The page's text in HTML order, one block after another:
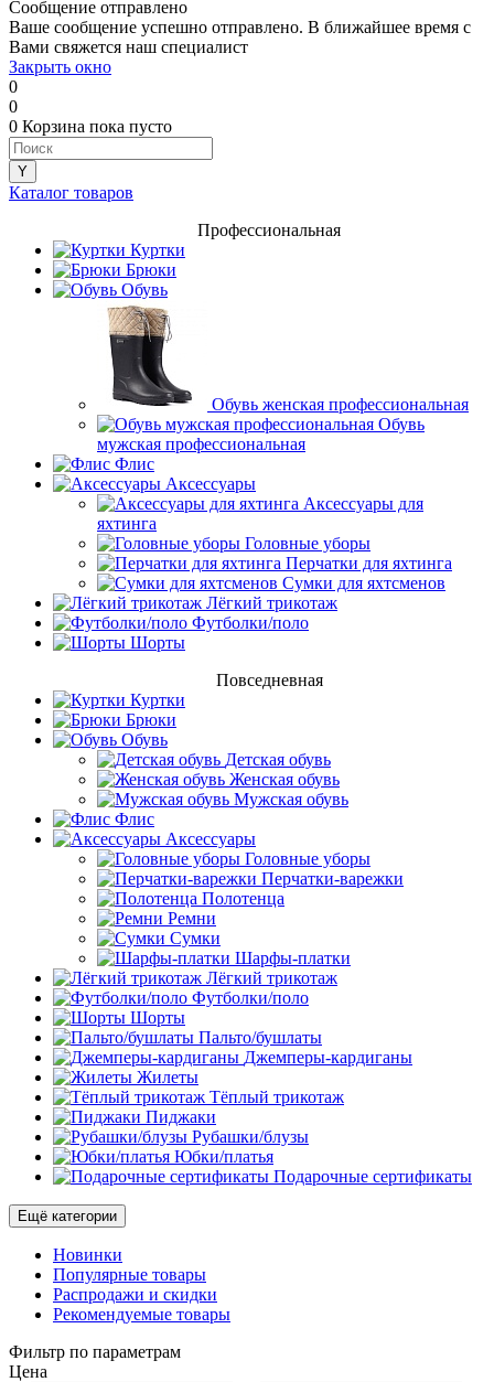
Сообщение отправлено
Ваше сообщение успешно отправлено. В ближайшее время с
Вами свяжется наш специалист
Закрыть окно
0
0
0 Корзина пока пусто
Каталог товаров
Профессиональная
Куртки
Брюки
Обувь
Обувь женская профессиональная
Обувь
мужская профессиональная
Флис
Аксессуары
Аксессуары для
яхтинга
Головные уборы
Перчатки для яхтинга
Сумки для яхтсменов
Лёгкий трикотаж
Футболки/поло
Шорты
Повседневная
Куртки
Брюки
Обувь
Детская обувь
Женская обувь
Мужская обувь
Флис
Аксессуары
Головные уборы
Перчатки-варежки
Полотенца
Ремни
Сумки
Шарфы-платки
Лёгкий трикотаж
Футболки/поло
Шорты
Пальто/бушлаты
Джемперы-кардиганы
Жилеты
Тёплый трикотаж
Пиджаки
Рубашки/блузы
Юбки/платья
Подарочные сертификаты
Ещё категории
Новинки
Популярные товары
Распродажи и скидки
Рекомендуемые товары
Фильтр по параметрам
Цена